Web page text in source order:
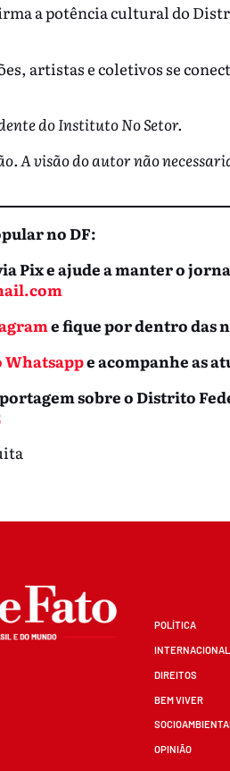
a potência cultural do
artistas e coletivos se
do Instituto No Setor.
A visão do autor não
no DF:
Pix e ajude a manter o
e fique por dentro das
Whatsappe acompanhe as
sobre o Distrito
POLÍTICA
INTERNACIONAL
DIREITOS
BEM VIVER
OPINIÃO